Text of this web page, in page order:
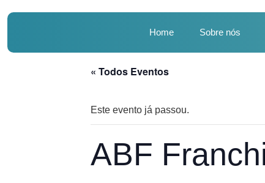
Home Sobre nós
« Todos Eventos
Este evento já passou.
ABF